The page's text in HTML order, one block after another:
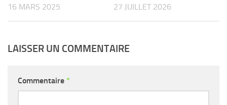
16 MARS 2025 27 JUILLET 2026
LAISSER UN COMMENTAIRE
Commentaire *